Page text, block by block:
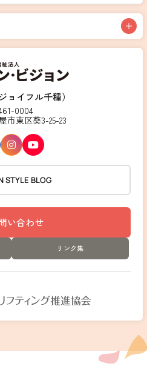
ョイフル千種）
0004
市東区葵3-25-23
STYLE BLOG
い合わせ
リンク集